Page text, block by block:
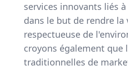
services innovants liés
dans le but de rendre la
respectueuse de
croyons également que
traditionnelles de